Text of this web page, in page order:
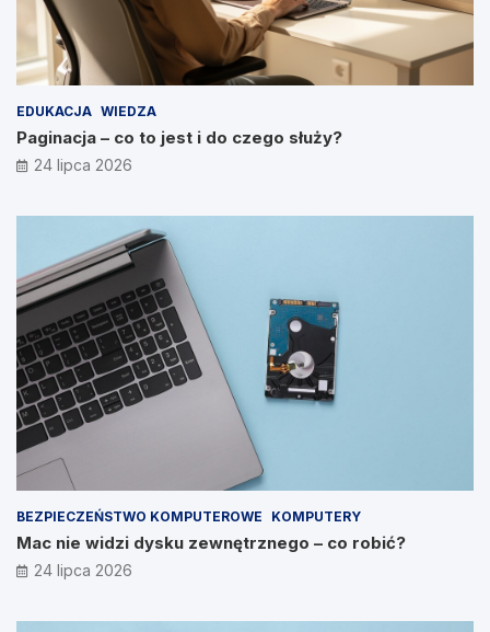
EDUKACJA WIEDZA
Paginacja – co to jest i do czego służy?
24 lipca 2026
BEZPIECZEŃSTWO KOMPUTEROWE KOMPUTERY
Mac nie widzi dysku zewnętrznego – co robić?
24 lipca 2026